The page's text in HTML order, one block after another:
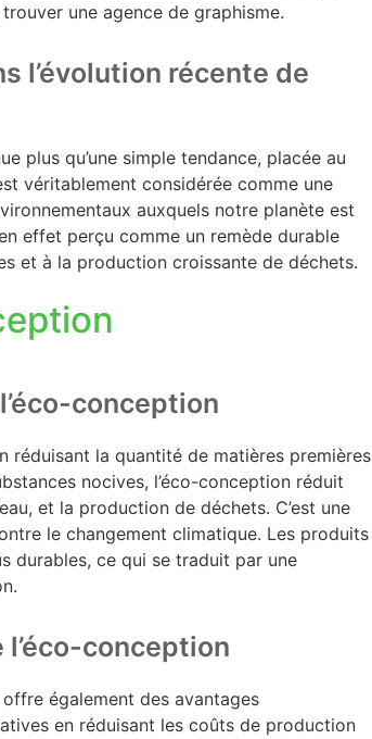
trouver une agence de graphisme.
l’évolution récente de
plus qu’une simple tendance, placée au
véritablement considérée comme une
auxquels notre planète est
effet perçu comme un remède durable
et à la production croissante de déchets.
conception
réduisant la quantité de matières premières
nocives, l’éco-conception réduit
et la production de déchets. C’est une
le changement climatique. Les produits
durables, ce qui se traduit par une
conception
également des avantages
en réduisant les coûts de production